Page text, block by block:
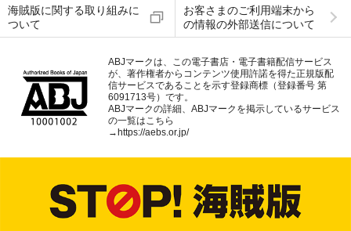
海賊版に関する取り組みに
ついて
お客さまのご利用端末から
の情報の外部送信について
ABJマークは、この電子書店・電子書籍配信サービス
が、著作権者からコンテンツ使用許諾を得た正規版配
信サービスであることを示す登録商標（登録番号 第
6091713号）です。
ABJマークの詳細、ABJマークを掲示しているサービス
の一覧はこちら
→ https://aebs.or.jp/